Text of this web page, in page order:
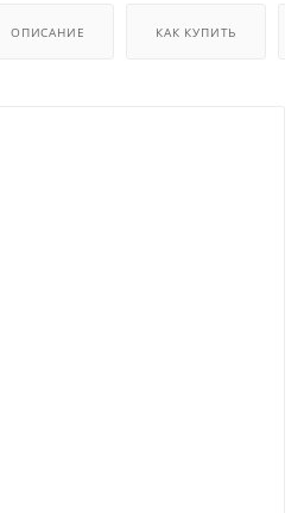
ОПИСАНИЕ КАК КУПИТЬ